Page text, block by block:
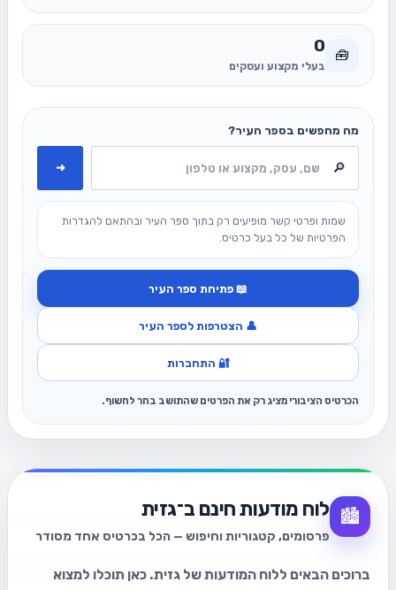
🧰
0
בעלי מקצוע ועסקים
מה מחפשים בספר העיר?
➜
שמות ופרטי קשר מופיעים רק בתוך ספר העיר ובהתאם להגדרות
הפרטיות של כל בעל כרטיס.
📖 פתיחת ספר העיר
👤 הצטרפות לספר העיר
🔐 התחברות
הכרטיס הציבורי מציג רק את הפרטים שהתושב בחר לחשוף.
🏙️ לוח מודעות חינם ב־גזית
פרסומים, קטגוריות וחיפוש — הכל בכרטיס אחד מסודר
ברוכים הבאים ללוח המודעות של גזית. כאן תוכלו למצוא